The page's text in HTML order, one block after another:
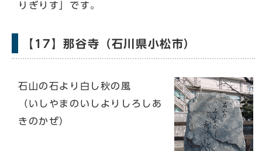
りぎりす」です。
【17】那谷寺（石川県小松市）
石山の石より白し秋の風
（いしやまのいしよりしろしあ
きのかぜ）